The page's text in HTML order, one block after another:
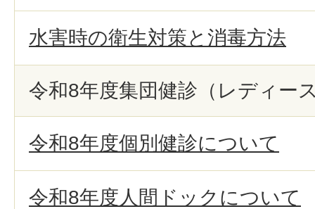
水害時の衛生対策と消毒方法
令和8年度集団健診（レディー
令和8年度個別健診について
令和8年度人間ドックについて